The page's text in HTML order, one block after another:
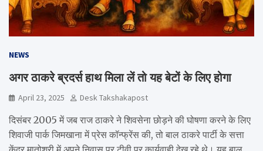
NEWS
अगर ठाकरे ब्रदर्स हाथ मिला लें तो यह बेटों के लिए होगा
April 23, 2025 Desk Takshakapost
दिसंबर 2005 में जब राज ठाकरे ने शिवसेना छोड़ने की घोषणा करने के लिए
शिवाजी पार्क जिमखाना में प्रेस कॉन्फ्रेंस की, तो बाल ठाकरे पार्टी के सत्ता